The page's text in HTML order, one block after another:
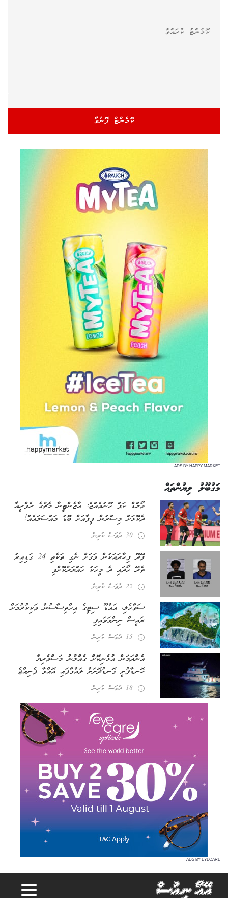
ADS BY HAPPY MARKET
މަގުބޫލު ލިޔުންތައް
ވޯލްޑް ކަޕް ހޫނުވެއްޖެ: އާޖެންޓީނާ މެޗުގެ ރެފްރީއާ
ދެކޮޅަށް މިސްރުން ފީފާއަށް ބޮޑު މައްސަލައެއް!
30 ދުވަސް ކުރިން
ފޭދޫ ފިހާރައަކުން ވަގަށް ނެގި ތަކެތި 24 ގަޑިއިރު
ތެރޭ ހޯދައި ދެ މީހަކު ހައްޔަރުކޮށްފި
22 ދުވަސް ކުރިން
ސަވާހެލި، އައްޑޫ ސިޓީގެ އިހްތިސާސުން ވަކިކުރުމަށް
ރައީސް ނިންމަވައިފި
15 ދުވަސް ކުރިން
އެންދަމަން އުޅެނިކޮށް ގެއްލުނު މަސްވެރިޔާ
ހޮނޑާފުށީ ގޮނޑުދޮށަށް ލައްގާފައި އޮއްވާ ފެނިއްޖެ
18 ދުވަސް ކުރިން
ADS BY EYECARE